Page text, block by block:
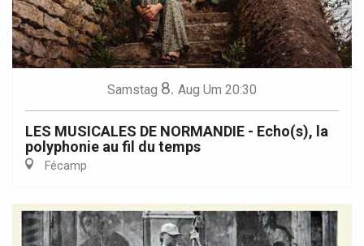
Samstag 8. Aug Um 20:30
LES MUSICALES DE NORMANDIE - Echo(s), la
polyphonie au fil du temps
Fécamp